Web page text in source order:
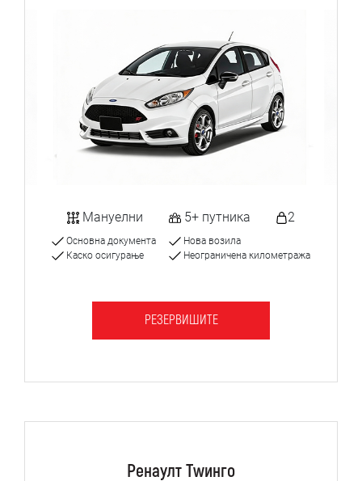
Мануелни 5+ путника 2
Основна документа
Каско осигурање
Нова возила
Неограничена километража
РЕЗЕРВИШИТЕ
Ренаулт Тwинго